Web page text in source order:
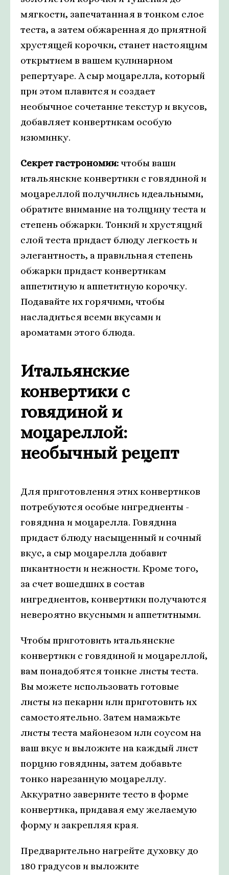
мягкости, запечатанная в тонком слое
теста, а затем обжаренная до приятной
хрустящей корочки, станет настоящим
открытием в вашем кулинарном
репертуаре. А сыр моцарелла, который
при этом плавится и создает
необычное сочетание текстур и вкусов,
добавляет конвертикам особую
изюминку.
Секрет гастрономии:чтобы ваши
итальянские конвертики с говядиной и
моцареллой получились идеальными,
обратите внимание на толщину теста и
степень обжарки. Тонкий и хрустящий
слой теста придаст блюду легкость и
элегантность, а правильная степень
обжарки придаст конвертикам
аппетитную и аппетитную корочку.
Подавайте их горячими, чтобы
насладиться всеми вкусами и
ароматами этого блюда.
Итальянские
конвертики с
говядиной и
моцареллой:
необычный рецепт
Для приготовления этих конвертиков
потребуются особые ингредиенты -
говядина и моцарелла. Говядина
придаст блюду насыщенный и сочный
вкус, а сыр моцарелла добавит
пикантности и нежности. Кроме того,
за счет вошедших в состав
ингредиентов, конвертики получаются
невероятно вкусными и аппетитными.
Чтобы приготовить итальянские
конвертики с говядиной и моцареллой,
вам понадобятся тонкие листы теста.
Вы можете использовать готовые
листы из пекарни или приготовить их
самостоятельно. Затем намажьте
листы теста майонезом или соусом на
ваш вкус и выложите на каждый лист
порцию говядины, затем добавьте
тонко нарезанную моцареллу.
Аккуратно заверните тесто в форме
конвертика, придавая ему желаемую
форму и закрепляя края.
Предварительно нагрейте духовку до
180 градусов и выложите